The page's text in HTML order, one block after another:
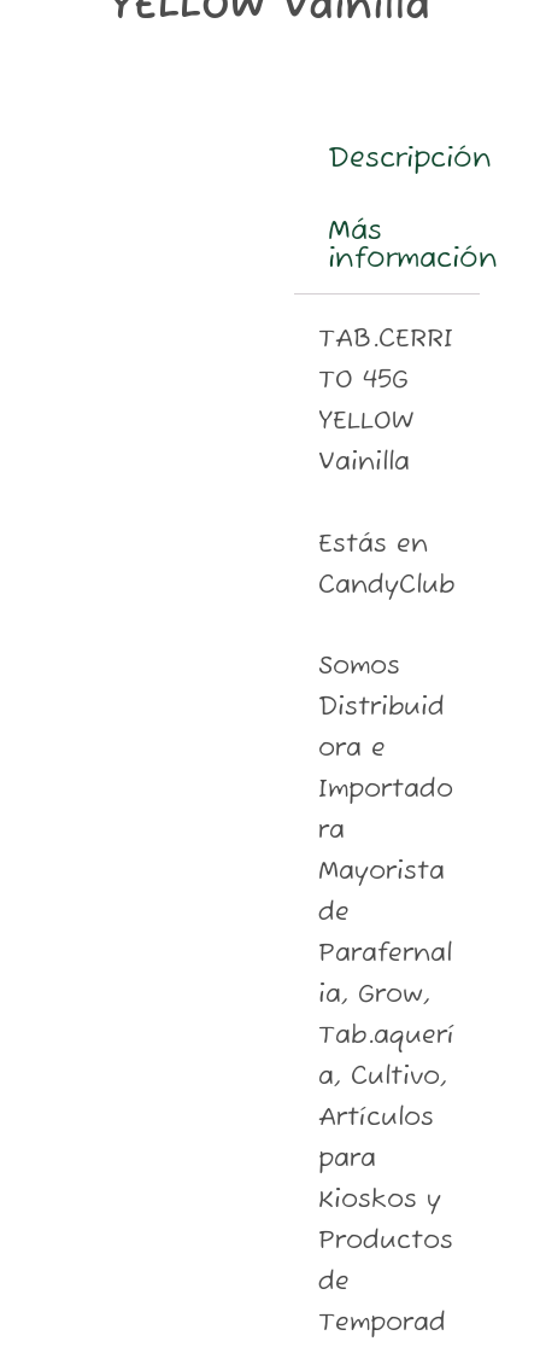
Descripción
Más
información
TAB.CERRI
TO 45G
YELLOW
Vainilla
Estás en
CandyClub
Somos
Distribuid
ora e
Importado
ra
Mayorista
de
Parafernal
ia, Grow,
Tab.aquerí
a, Cultivo,
Artículos
para
Kioskos y
Productos
de
Temporad